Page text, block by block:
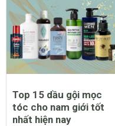
Top 15 dầu gội mọc
tóc cho nam giới tốt
nhất hiện nay